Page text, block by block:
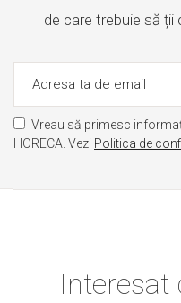
de care trebuie să
Vreau să primesc
HORECA. Vezi Politica de
Interesat